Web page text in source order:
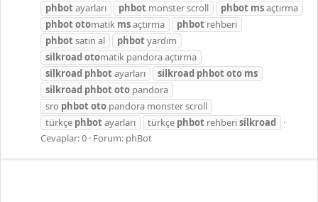
phbotayarları phbot monster scroll phbot msaçtırma
phbototomatik msaçtırma phbot rehberi
phbotsatın al phbotyardım
silkroadotomatik pandora açtırma
silkroad phbotayarları silkroad phbototo ms
silkroad phbototo pandora
sro phbototo pandora monster scroll
türkçe phbotayarları türkçe phbot rehberisilkroad
Cevaplar: 0 Forum: phBot